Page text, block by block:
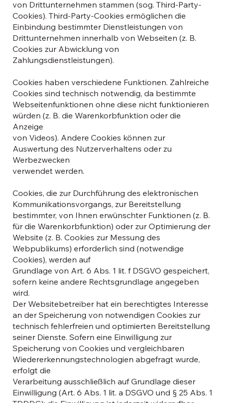
von Drittunternehmen stammen (sog. Third-Party-
Cookies). Third-Party-Cookies ermöglichen die
Einbindung bestimmter Dienstleistungen von
Drittunternehmen innerhalb von Webseiten (z. B.
Cookies zur Abwicklung von
Zahlungsdienstleistungen).
Cookies haben verschiedene Funktionen. Zahlreiche
Cookies sind technisch notwendig, da bestimmte
Webseitenfunktionen ohne diese nicht funktionieren
würden (z. B. die Warenkorbfunktion oder die
Anzeige
von Videos). Andere Cookies können zur
Auswertung des Nutzerverhaltens oder zu
Werbezwecken
verwendet werden.
Cookies, die zur Durchführung des elektronischen
Kommunikationsvorgangs, zur Bereitstellung
bestimmter, von Ihnen erwünschter Funktionen (z. B.
für die Warenkorbfunktion) oder zur Optimierung der
Website (z. B. Cookies zur Messung des
Webpublikums) erforderlich sind (notwendige
Cookies), werden auf
Grundlage von Art. 6 Abs. 1 lit. f DSGVO gespeichert,
sofern keine andere Rechtsgrundlage angegeben
wird.
Der Websitebetreiber hat ein berechtigtes Interesse
an der Speicherung von notwendigen Cookies zur
technisch fehlerfreien und optimierten Bereitstellung
seiner Dienste. Sofern eine Einwilligung zur
Speicherung von Cookies und vergleichbaren
Wiedererkennungstechnologien abgefragt wurde,
erfolgt die
Verarbeitung ausschließlich auf Grundlage dieser
Einwilligung (Art. 6 Abs. 1 lit. a DSGVO und § 25 Abs. 1